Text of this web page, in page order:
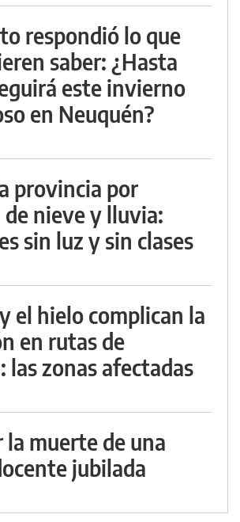
respondió lo que
saber: ¿Hasta
este invierno
en Neuquén?
provincia por
nieve y lluvia:
sin luz y sin clases
el hielo complican la
en rutas de
las zonas afectadas
la muerte de una
jubilada